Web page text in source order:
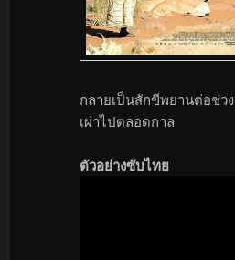
กลายเป็นสักขีพยานต่อช่ว
เผ่าไปตลอดกาล
ตัวอย่างซับไทย